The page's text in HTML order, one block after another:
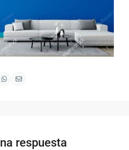
respuesta